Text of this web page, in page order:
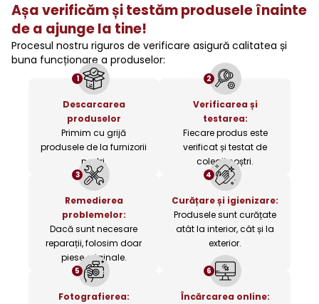
Așa verificăm și testăm produsele înainte
de a ajunge la tine!
Procesul nostru riguros de verificare asigură calitatea și
buna funcționare a produselor:
1
Descarcarea
produselor
Primim cu grijă
produsele de la furnizorii
noștri.
2
Verificarea și
testarea:
Fiecare produs este
verificat și testat de
colegii noștri.
3
Remedierea
problemelor:
Dacă sunt necesare
reparații, folosim doar
piese originale.
4
Curățare și igienizare:
Produsele sunt curățate
atât la interior, cât și la
exterior.
5
Fotografierea:
6
Încărcarea online: